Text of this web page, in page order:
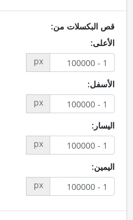
قص البكسلات من:
الأعلى:
px
الأسفل:
px
اليسار:
px
اليمين:
px